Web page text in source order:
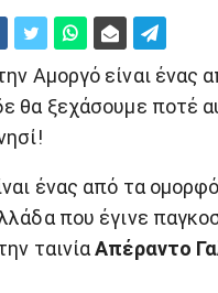
Αμοργό είναι ένας
θα ξεχάσουμε ποτέ
ένας από τα
που έγινε
ταινίαΑπέραντο